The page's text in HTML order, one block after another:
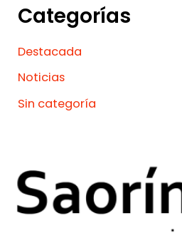
Categorías
Destacada
Noticias
Sin categoría